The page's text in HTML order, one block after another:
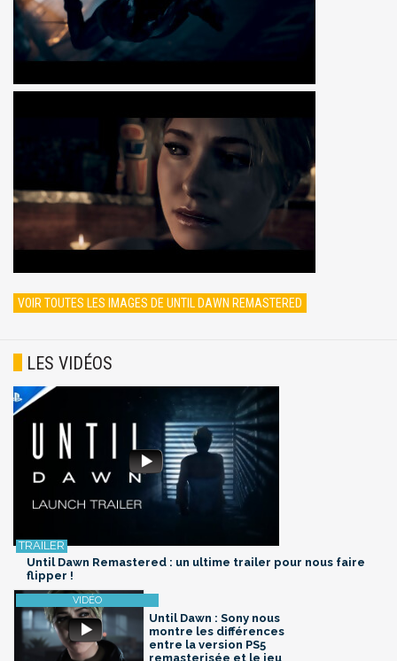
VOIR TOUTES LES IMAGES DE UNTIL DAWN REMASTERED
LES VIDÉOS
Until Dawn Remastered : un ultime trailer pour nous faire
flipper !
Until Dawn : Sony nous
montre les différences
entre la version PS5
remasterisée et le jeu